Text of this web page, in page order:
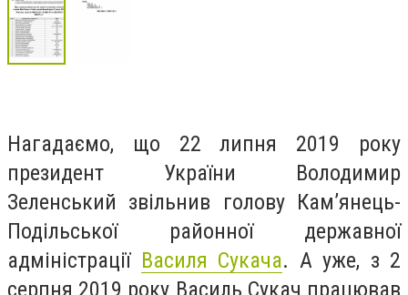
Нагадаємо, що 22 липня 2019 року
президент України Володимир
Зеленський звільнив голову Кам’янець-
Подільської районної державної
адміністрації Василя Сукача. А уже, з 2
серпня 2019 року Василь Сукач працював